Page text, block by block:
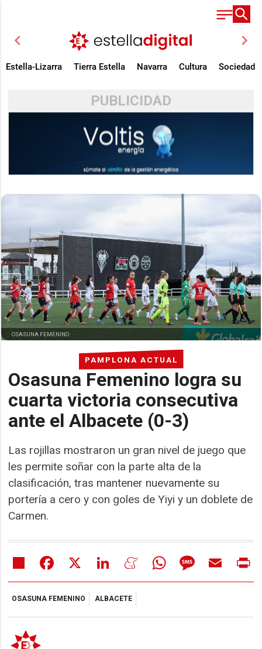
chevron_left chevron_right
Estella-Lizarra Tierra Estella Navarra Cultura Sociedad
PUBLICIDAD
PAMPLONA ACTUAL
Osasuna Femenino logra su
cuarta victoria consecutiva
ante el Albacete (0-3)
Las rojillas mostraron un gran nivel de juego que
les permite soñar con la parte alta de la
clasificación, tras mantener nuevamente su
portería a cero y con goles de Yiyi y un doblete de
Carmen.
OSASUNA FEMENINO
Share Facebook LinkedIn MeneameWhatsAppMessageEmail
OSASUNA FEMENINO ALBACETE